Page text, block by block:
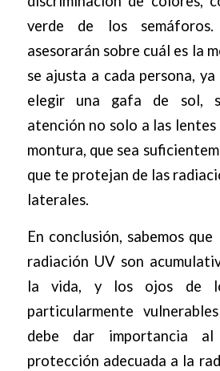
verde de los
asesorarán sobre cuál es la
se ajusta a cada persona,
elegir una gafa de sol,
atención no solo a las
montura, que sea
que te protejan de las
laterales.
En conclusión, sabemos
radiación UV son
la vida, y los ojos de
particularmente
debe dar importancia
protección adecuada a la